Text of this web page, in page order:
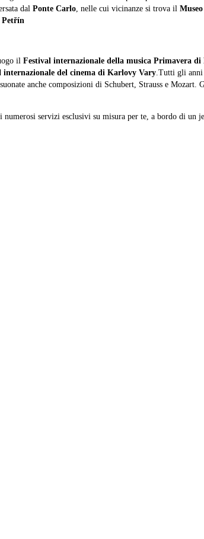
dal Ponte Carlo , nelle cui vicinanze si trova il
Petřín
il Festival internazionale della musica Primavera di
internazionale del cinema di Karlovy Vary .Tutti gli
anche composizioni di Schubert, Strauss e
servizi esclusivi su misura per te, a bordo di un